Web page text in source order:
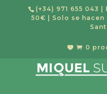
(+34) 971 655 043
|
50€ | Solo se
  0